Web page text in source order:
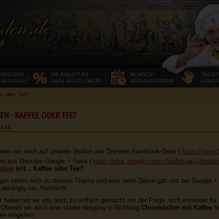
oder Tee?
- KAFFEE ODER TEE?
wir euch auf unserer Stollen aus Dresden Facebook-Seite ( https://
aus Dresden Google + Seite ( https://plus.google.com/+Stollen-aus-
mit... Kaffee oder Tee?
teilten sich zu diesem Thema und eine nette Dame gab uns bei Google
sei. Natürlich!
haben wir es uns auch zu einfach gemacht mit der Frage, sich entweder
wir doch eine starke Neigung in Richtung Christstollen mit Kaffee
eingehen.